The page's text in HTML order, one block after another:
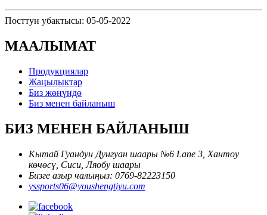
Посттун убактысы: 05-05-2022
МААЛЫМАТ
Продукциялар
Жаңылыктар
Биз жөнүндө
Биз менен байланыш
БИЗ МЕНЕН БАЙЛАНЫШ
Кытай Гуандун Дунгуан шаары №6 Lane 3, Хантоу
көчөсү, Сиси, Ляобу шаары
Бизге азыр чалыңыз: 0769-82223150
yssports06@youshengtiyu.com